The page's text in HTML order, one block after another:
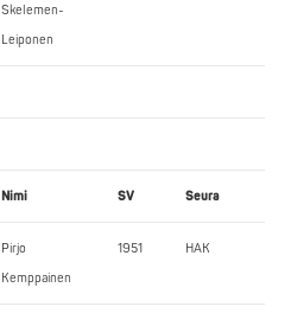
Skelemen-
Leiponen
Nimi SV Seura
Pirjo
Kemppainen
1951 HAK